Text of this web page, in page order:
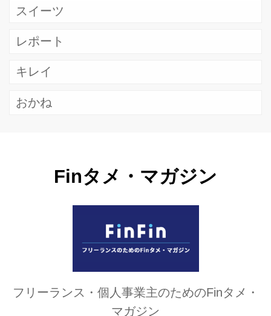
スイーツ
レポート
キレイ
おかね
Finタメ・マガジン
フリーランス・個人事業主のためのFinタメ・
マガジン